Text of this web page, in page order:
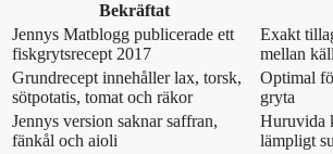
Bekräftat
Jennys Matblogg publicerade ett
fiskgrytsrecept 2017
Exakt
mellan
Grundrecept innehåller lax, torsk,
sötpotatis, tomat och räkor
Optimal
gryta
Jennys version saknar saffran,
fänkål och aioli
Huruvida
lämpligt